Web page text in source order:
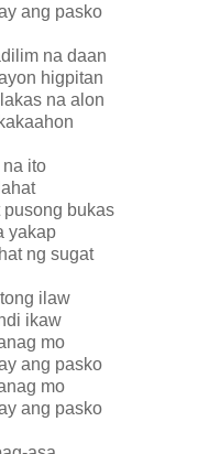
ang pasko
na daan
higpitan
na alon
ito
pusong bukas
yakap
ng sugat
ilaw
ikaw
mo
ang pasko
mo
ang pasko